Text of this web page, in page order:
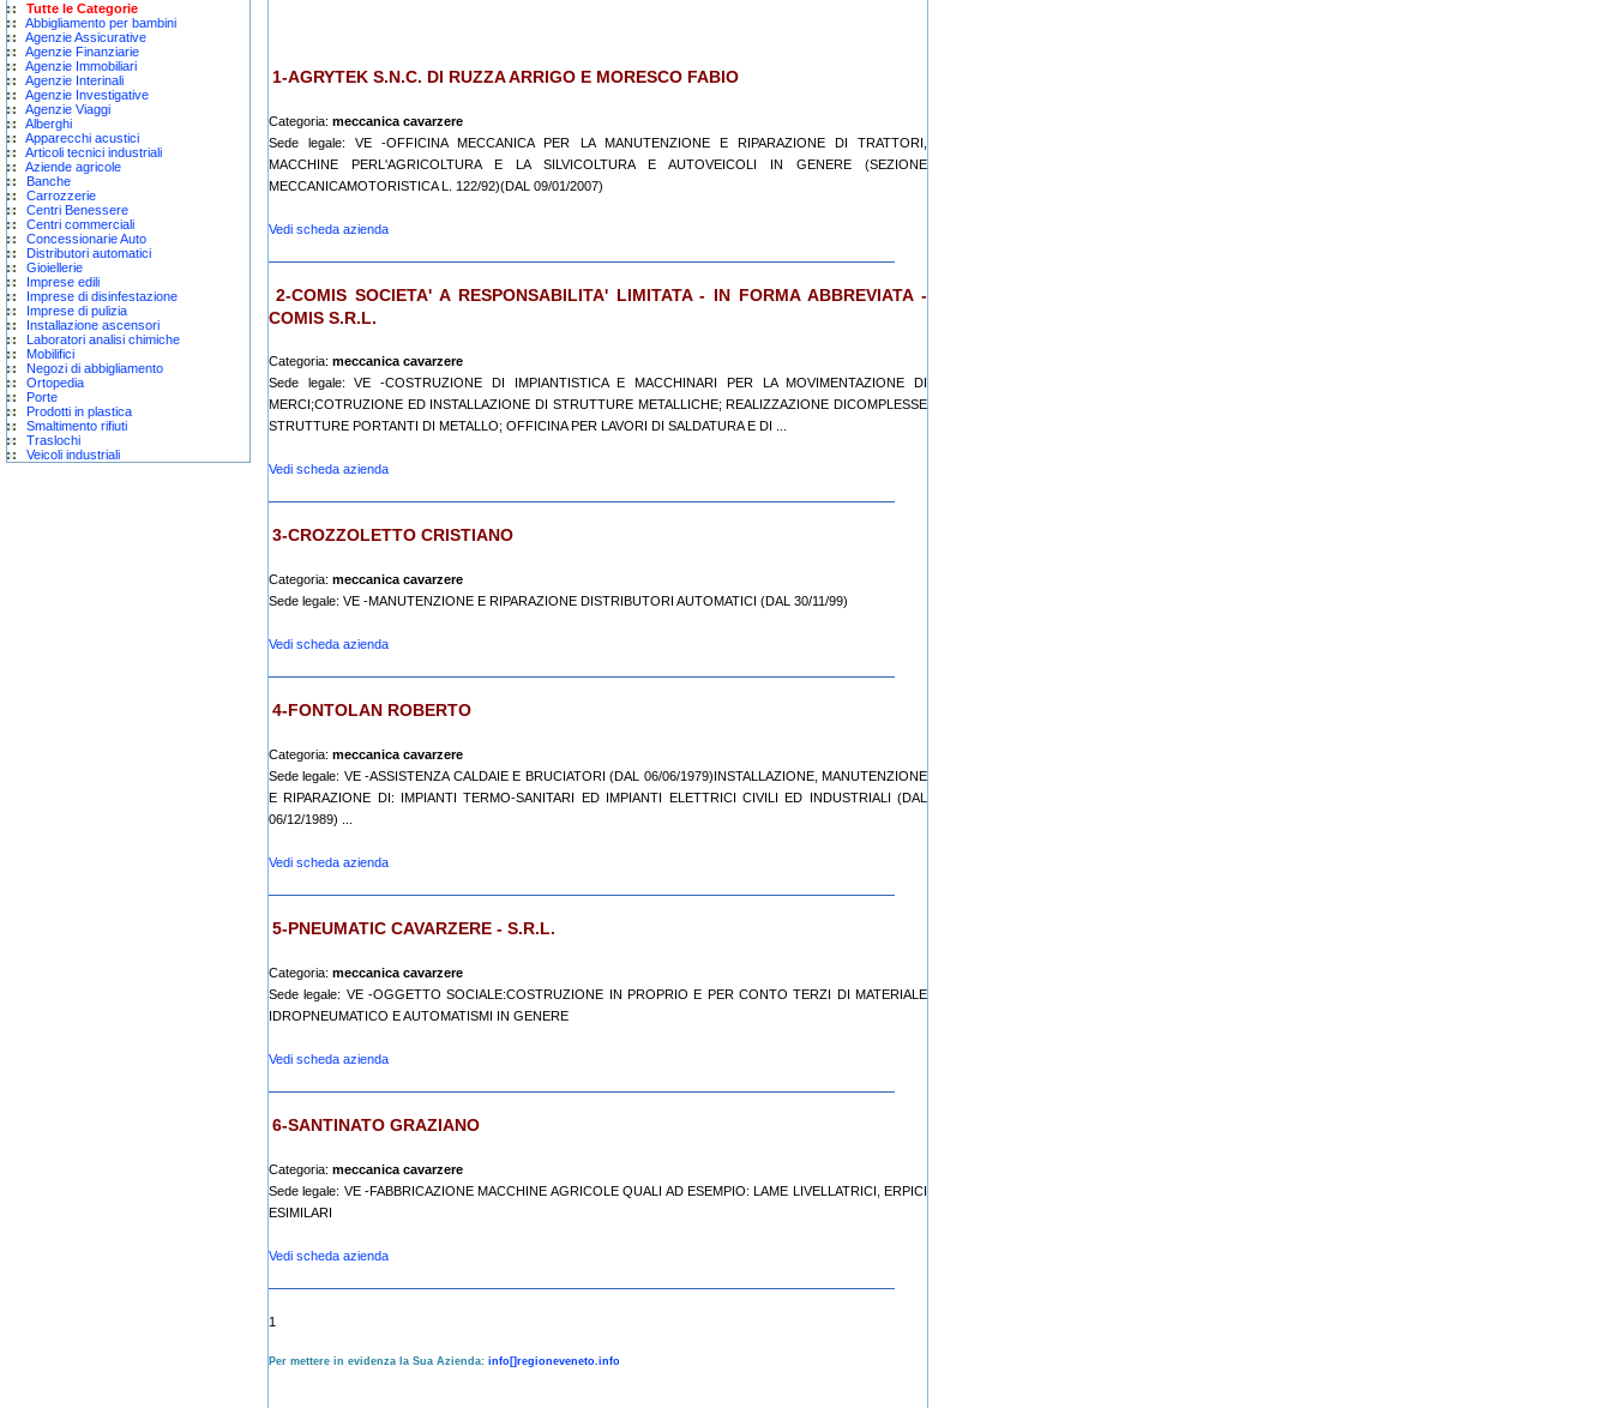
Tutte le Categorie
Abbigliamento per bambini
Agenzie Assicurative
Agenzie Finanziarie
Agenzie Immobiliari
Agenzie Interinali
Agenzie Investigative
Agenzie Viaggi
Alberghi
Apparecchi acustici
Articoli tecnici industriali
Aziende agricole
Banche
Carrozzerie
Centri Benessere
Centri commerciali
Concessionarie Auto
Distributori automatici
Gioiellerie
Imprese edili
Imprese di disinfestazione
Imprese di pulizia
Installazione ascensori
Laboratori analisi chimiche
Mobilifici
Negozi di abbigliamento
Ortopedia
Porte
Prodotti in plastica
Smaltimento rifiuti
Traslochi
Veicoli industriali
1-AGRYTEK S.N.C. DI RUZZA ARRIGO E MORESCO FABIO
Categoria: meccanica cavarzere
Sede legale: VE -OFFICINA MECCANICA PER LA MANUTENZIONE E RIPARAZIONE DI TRATTORI,
MACCHINE PERL'AGRICOLTURA E LA SILVICOLTURA E AUTOVEICOLI IN GENERE (SEZIONE
MECCANICAMOTORISTICA L. 122/92)(DAL 09/01/2007)
Vedi scheda azienda
2-COMIS SOCIETA' A RESPONSABILITA' LIMITATA - IN FORMA ABBREVIATA -
COMIS S.R.L.
Categoria: meccanica cavarzere
Sede legale: VE -COSTRUZIONE DI IMPIANTISTICA E MACCHINARI PER LA MOVIMENTAZIONE DI
MERCI;COTRUZIONE ED INSTALLAZIONE DI STRUTTURE METALLICHE; REALIZZAZIONE DICOMPLESSE
STRUTTURE PORTANTI DI METALLO; OFFICINA PER LAVORI DI SALDATURA E DI ...
Vedi scheda azienda
3-CROZZOLETTO CRISTIANO
Categoria: meccanica cavarzere
Sede legale: VE -MANUTENZIONE E RIPARAZIONE DISTRIBUTORI AUTOMATICI (DAL 30/11/99)
Vedi scheda azienda
4-FONTOLAN ROBERTO
Categoria: meccanica cavarzere
Sede legale: VE -ASSISTENZA CALDAIE E BRUCIATORI (DAL 06/06/1979)INSTALLAZIONE, MANUTENZIONE
E RIPARAZIONE DI: IMPIANTI TERMO-SANITARI ED IMPIANTI ELETTRICI CIVILI ED INDUSTRIALI (DAL
06/12/1989) ...
Vedi scheda azienda
5-PNEUMATIC CAVARZERE - S.R.L.
Categoria: meccanica cavarzere
Sede legale: VE -OGGETTO SOCIALE:COSTRUZIONE IN PROPRIO E PER CONTO TERZI DI MATERIALE
IDROPNEUMATICO E AUTOMATISMI IN GENERE
Vedi scheda azienda
6-SANTINATO GRAZIANO
Categoria: meccanica cavarzere
Sede legale: VE -FABBRICAZIONE MACCHINE AGRICOLE QUALI AD ESEMPIO: LAME LIVELLATRICI, ERPICI
ESIMILARI
Vedi scheda azienda
1
Per mettere in evidenza la Sua Azienda: info[]regioneveneto.info